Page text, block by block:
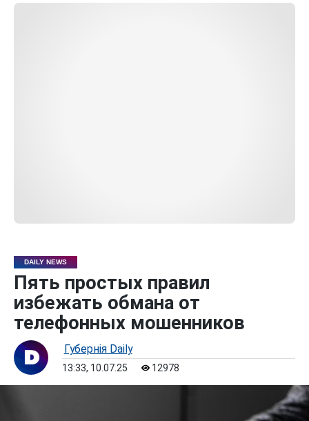
DAILY NEWS
Пять простых правил
избежать обмана от
телефонных мошенников
Губернiя Daily
13:33, 10.07.25 12978